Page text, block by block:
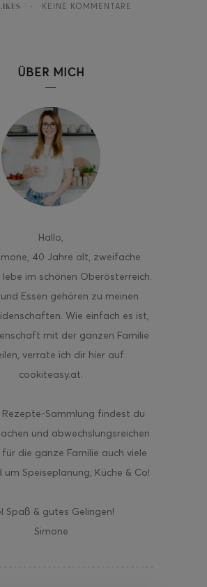
KEINE KOMMENTARE
ÜBER MICH
Hallo
40 Jahre alt, zweifache
im schönen Oberösterreich.
Essen gehören zu meinen
Wie einfach es ist,
mit der ganzen Familie
verrate ich dir hier auf
cookiteasy.at.
Rezepte-Sammlung findest du
und abwechslungsreichen
die ganze Familie auch viele
um Speiseplanung, Küche & Co!
Spaß & gutes Gelingen!
Simone